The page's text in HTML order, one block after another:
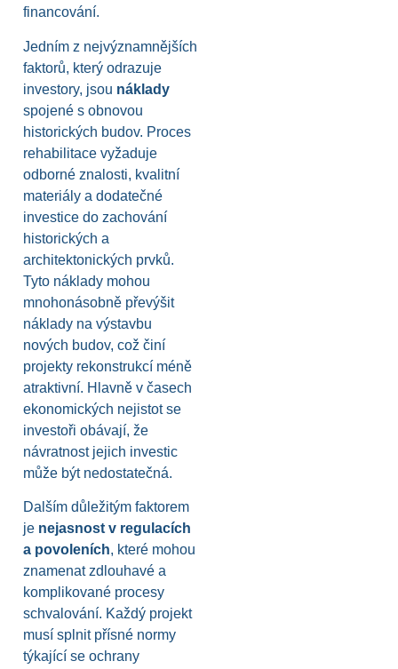
financování.
Jedním z nejvýznamnějších
faktorů, který odrazuje
investory, jsou náklady
spojené s obnovou
historických budov. Proces
rehabilitace vyžaduje
odborné znalosti, kvalitní
materiály a dodatečné
investice do zachování
historických a
architektonických prvků.
Tyto náklady mohou
mnohonásobně převýšit
náklady na výstavbu
nových budov, což činí
projekty rekonstrukcí méně
atraktivní. Hlavně v časech
ekonomických nejistot se
investoři obávají, že
návratnost jejich investic
může být nedostatečná.
Dalším důležitým faktorem
je nejasnost v regulacích
a povoleních, které mohou
znamenat zdlouhavé a
komplikované procesy
schvalování. Každý projekt
musí splnit přísné normy
týkající se ochrany